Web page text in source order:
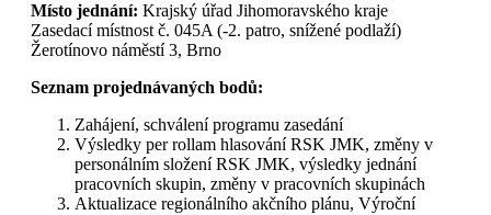
Místo jednání: Krajský úřad Jihomoravského kraje
Zasedací místnost č. 045A (-2. patro, snížené podlaží)
Žerotínovo náměstí 3, Brno
Seznam projednávaných bodů:
Zahájení, schválení programu zasedání
Výsledky per rollam hlasování RSK JMK, změny v
personálním složení RSK JMK, výsledky jednání
pracovních skupin, změny v pracovních skupinách
Aktualizace regionálního akčního plánu, Výroční